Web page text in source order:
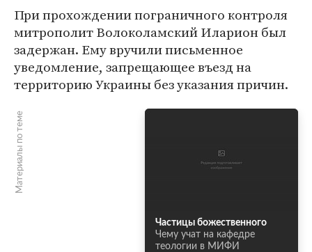
При прохождении пограничного контроля
митрополит Волоколамский Иларион был
задержан. Ему вручили письменное
уведомление, запрещающее въезд на
территорию Украины без указания причин.
Материалы по теме
Частицы божественного
Чему учат на кафедре
теологии в МИФИ